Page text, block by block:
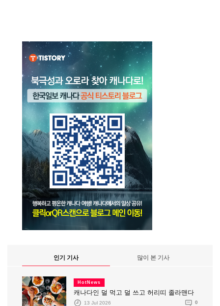
인기 기사 많이 본 기사
HotNews
캐나다인 덜 먹고 덜 쓰고 허리띠 졸라맨다
13 Jul 2026 0